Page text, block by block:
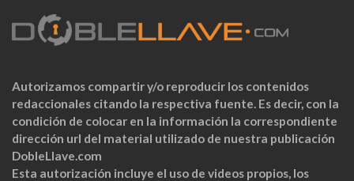
Autorizamos compartir y/o reproducir los contenidos
redaccionales citando la respectiva fuente. Es decir, con la
condición de colocar en la información la correspondiente
dirección url del material utilizado de nuestra publicación
DobleLlave.com
Esta autorización incluye el uso de videos propios, los